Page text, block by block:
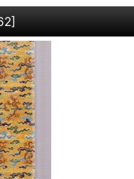
]